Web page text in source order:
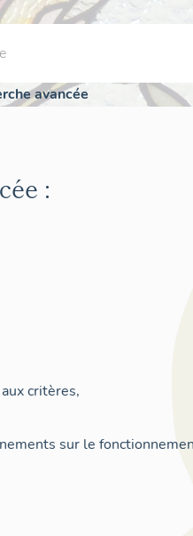
avancée
:
critères,
sur le